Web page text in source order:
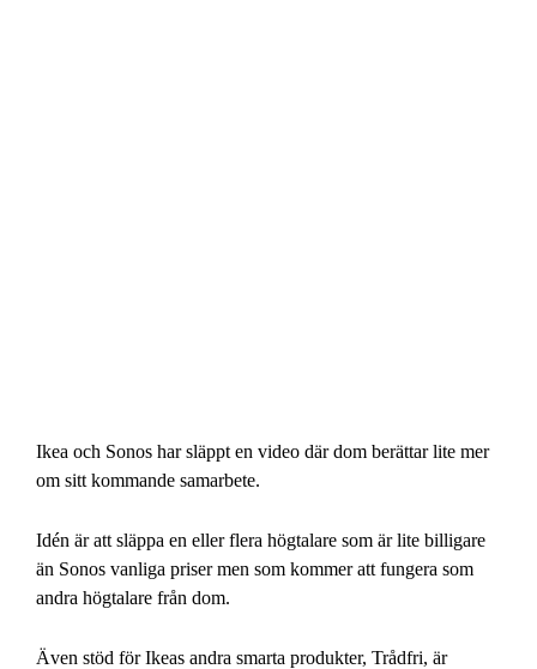
Ikea och Sonos har släppt en video där dom berättar lite mer
om sitt kommande samarbete.
Idén är att släppa en eller flera högtalare som är lite billigare
än Sonos vanliga priser men som kommer att fungera som
andra högtalare från dom.
Även stöd för Ikeas andra smarta produkter, Trådfri, är